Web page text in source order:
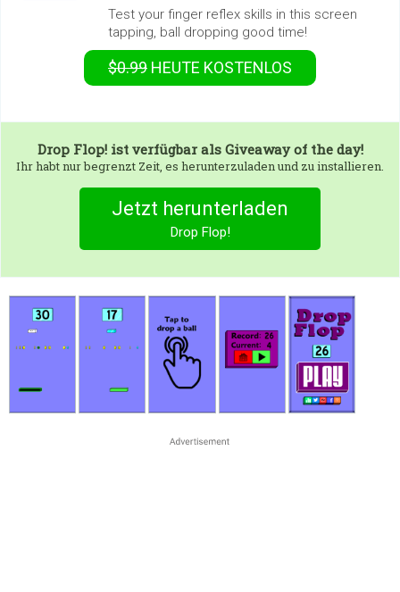
Test your finger reflex skills in this screen
tapping, ball dropping good time!
$0.99 HEUTE KOSTENLOS
Drop Flop!ist verfügbar als Giveaway of the day!
Ihr habt nur begrenzt Zeit, es herunterzuladen und zu installieren.
Jetzt herunterladen
Drop Flop!